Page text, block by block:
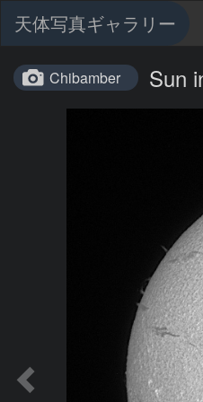
天体写真ギャラリー
Chibamber Sun